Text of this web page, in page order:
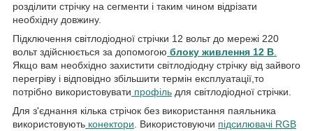
розділити стрічку на сегменти і таким чином відрізати
необхідну довжину.
Підключення світлодіодної стрічки 12 вольт до мережі 220
вольт здійснюється за допомогою блоку живлення 12 В.
Якщо вам необхідно захистити світлодіодну стрічку від зайвого
перегріву і відповідно збільшити термін експлуатації,то
потрібно використовувати профіль для світлодіодної стрічки.
Для з'єднання кілька стрічок без використання паяльника
використовують конектори. Використовуючи підсилювачі RGB